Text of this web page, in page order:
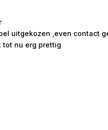
uitgekozen ,even contact
tot nu erg prettig